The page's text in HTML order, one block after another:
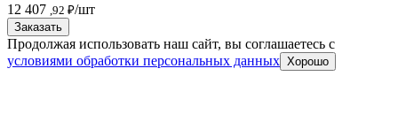
12 407 ,92 ₽/шт
Заказать
Продолжая использовать наш сайт, вы соглашаетесь c
условиями обработки персональных данных Хорошо